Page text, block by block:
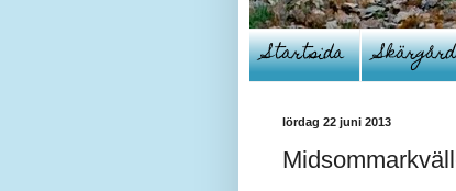
Startsida
lördag 22 juni 2013